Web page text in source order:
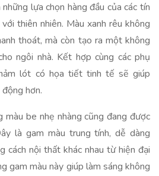
lựa chọn hàng đầu của các tín
thiên nhiên. Màu xanh rêu không
thoát, mà còn tạo ra một không
ngôi nhà. Kết hợp cùng các phụ
lót có họa tiết tinh tế sẽ giúp
hơn.
be nhẹ nhàng cũng đang được
là gam màu trung tính, dễ dàng
cách nội thất khác nhau từ hiện đại
gam màu này giúp làm sáng không